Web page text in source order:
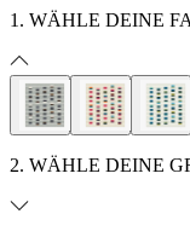
1. WÄHLE DEINE
2. WÄHLE DEINE